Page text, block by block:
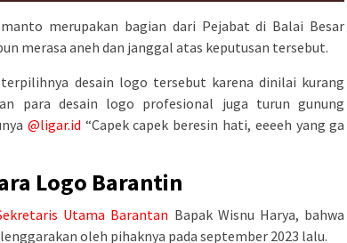
merupakan bagian dari Pejabat di Balai Besar
merasa aneh dan janggal atas keputusan tersebut.
desain logo tersebut karena dinilai kurang
para desain logo profesional juga turun gunung
@ligar.id “Capek capek beresin hati, eeeeh yang ga
Logo Barantin
Utama Barantan Bapak Wisnu Harya, bahwa
oleh pihaknya pada september 2023 lalu.